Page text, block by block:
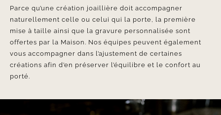
Parce qu’une création joaillière doit accompagner
naturellement celle ou celui qui la porte, la première
mise à taille ainsi que la gravure personnalisée sont
offertes par la Maison. Nos équipes peuvent également
vous accompagner dans l’ajustement de certaines
créations afin d’en préserver l’équilibre et le confort au
porté.